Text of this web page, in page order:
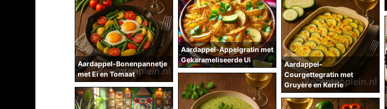
Aardappel-Appelgratin met
Gekarameliseerde Ui
Aardappel-Bonenpannetje
met Ei en Tomaat
Aardappel-
Courgettegratin met
Gruyère en Kerrie